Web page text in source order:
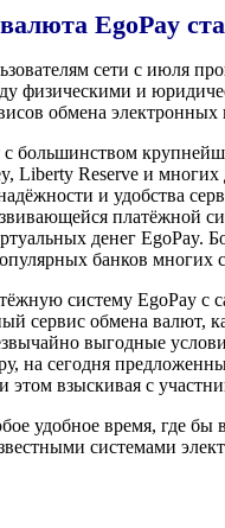
EgoPay
сети с июля
физическими и
обмена электронных
большинством
Liberty Reserve и
и удобства
платёжной
денег EgoPay.
банков многих
систему EgoPay с
сервис обмена
выгодные
на сегодня
взыскивая с
удобное время, где
системами